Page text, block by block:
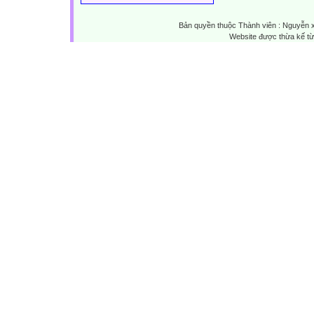
Bản quyền thuộc Thành viên :
Website được thừa kế